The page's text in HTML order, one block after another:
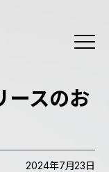
ースのお
2024年7月23日